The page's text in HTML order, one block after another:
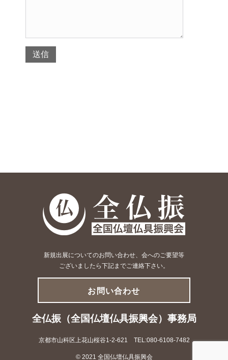
新規出展についてのお問い合わせ、会へのご要望等
ございましたら下記までご連絡下さい。
お問い合わせ
全仏振（全国仏壇仏具振興会）事務局
京都市山科区上花山桜谷1-2-621 TEL:080-6108-7482
© 2021 全国仏壇仏具振興会